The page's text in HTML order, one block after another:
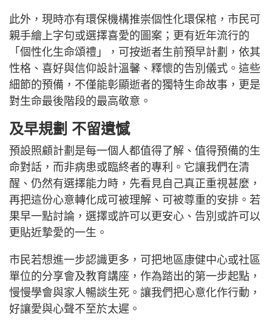
此外，現時亦有環保機構推崇個性化環保棺，市民可
親手繪上字句或選擇喜愛的圖案；更有近年流行的
「個性化生命頌禮」，可按逝者生前預早計劃，依其
性格、喜好與信仰設計溫馨、釋懷的告別儀式。這些
細節的預備，不僅能彰顯逝者的獨特生命故事，更是
對生命最後階段的最高敬意。
及早規劃 不留遺憾
預設照顧計劃是每一個人都值得了解、值得預備的生
命對話，而非病患或臨終者的專利。它讓我們在清
醒、仍然有選擇能力時，先看見自己真正重視甚麼，
再把這份心意轉化成可被理解、可被尊重的安排。若
果早一點討論，選擇或許可以更安心、告別或許可以
更貼近摯愛的一生。
市民若想進一步認識更多，可把地區康健中心或社區
單位的分享會及教育講座，作為踏出的第一步起點，
慢慢學會與家人暢談生死。讓我們把心意化作行動，
好讓愛與心聲不至於太遲。